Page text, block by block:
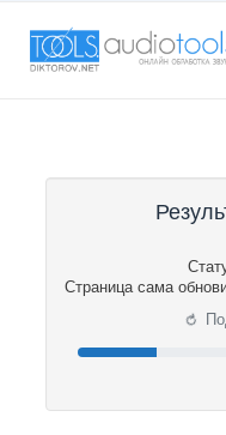
Страница сама
⟳